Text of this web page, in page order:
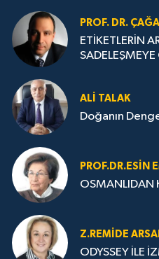
PROF. DR.
ETİKETLERİN
SADELEŞMEYE
ALI TALAK
Doğanın
PROF.DR.ESIN
OSMANLIDAN
Z.REMIDE
ODYSSEY İLE